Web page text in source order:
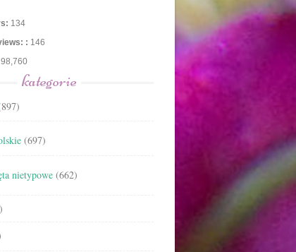
134
: 146
98,760
kategorie
(697)
nietypowe (662)